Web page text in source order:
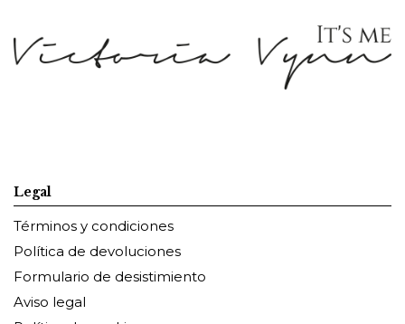
Legal
Términos y condiciones
Política de devoluciones
Formulario de desistimiento
Aviso legal